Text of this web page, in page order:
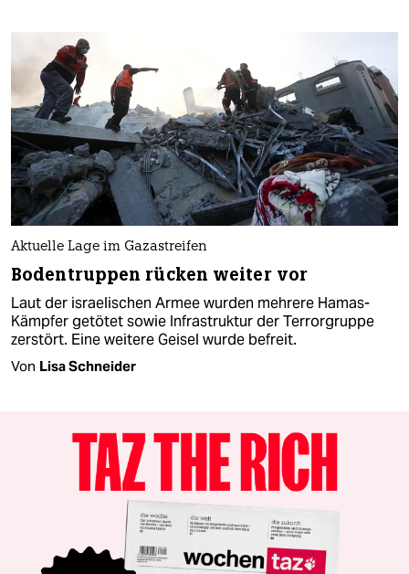
Aktuelle Lage im Gazastreifen
Bodentruppen rücken weiter vor
Laut der israelischen Armee wurden mehrere Hamas-
Kämpfer getötet sowie Infrastruktur der Terrorgruppe
zerstört. Eine weitere Geisel wurde befreit.
Von Lisa Schneider